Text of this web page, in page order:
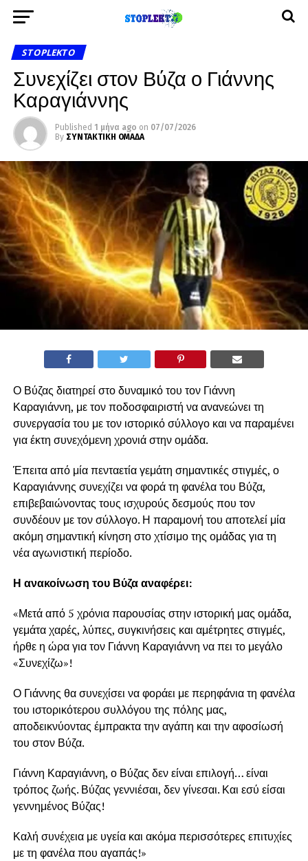
STOPLEKTO
Συνεχίζει στον Βύζα ο Γιάννης
Καραγιάννης
Published 1 μήνα ago on 07/07/2026
By ΣΥΝΤΑΚΤΙΚΗ ΟΜΑΔΑ
Ο Βύζας διατηρεί στο δυναμικό του τον Γιάννη
Καραγιάννη, με τον ποδοσφαιριστή να ανανεώνει τη
συνεργασία του με τον ιστορικό σύλλογο και να παραμένει
για έκτη συνεχόμενη χρονιά στην ομάδα.
Έπειτα από μία πενταετία γεμάτη σημαντικές στιγμές, ο
Καραγιάννης συνεχίζει να φορά τη φανέλα του Βύζα,
επιβεβαιώνοντας τους ισχυρούς δεσμούς που τον
συνδέουν με τον σύλλογο. Η παραμονή του αποτελεί μία
ακόμη σημαντική κίνηση στο χτίσιμο της ομάδας για τη
νέα αγωνιστική περίοδο.
Η ανακοίνωση του Βύζα αναφέρει:
«Μετά από 5 χρόνια παρουσίας στην ιστορική μας ομάδα,
γεμάτα χαρές, λύπες, συγκινήσεις και αμέτρητες στιγμές,
ήρθε η ώρα για τον Γιάννη Καραγιάννη να πει το μεγάλο
«Συνεχίζω»!
Ο Γιάννης θα συνεχίσει να φοράει με περηφάνια τη φανέλα
του ιστορικότερου συλλόγου της πόλης μας,
αποδεικνύοντας έμπρακτα την αγάπη και την αφοσίωσή
του στον Βύζα.
Γιάννη Καραγιάννη, ο Βύζας δεν είναι επιλογή… είναι
τρόπος ζωής. Βύζας γεννιέσαι, δεν γίνεσαι. Και εσύ είσαι
γεννημένος Βύζας!
Καλή συνέχεια με υγεία και ακόμα περισσότερες επιτυχίες
με τη φανέλα που αγαπάς!»